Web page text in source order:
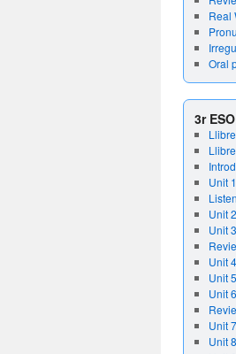
Real
Oral
3r
Unit 1
Unit 2
Unit 3
Unit 4
Unit 5
Unit 6
Unit 7
Unit 8